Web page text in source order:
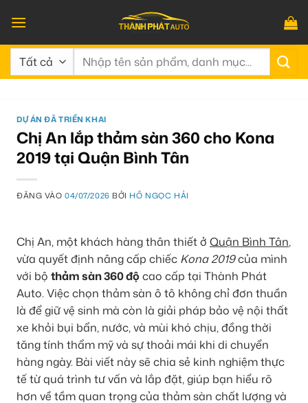
qua
nội
dung
Tìm
DỰ ÁN ĐÃ TRIỂN KHAI
Chị An lắp thảm sàn 360 cho Kona
2019 tại Quận Bình Tân
ĐĂNG VÀO04/07/2026 BỞI HỒ NGỌC HẢI
Chị An, một khách hàng thân thiết ở Quận Bình Tân,
vừa quyết định nâng cấp chiếc Kona 2019của mình
với bộ thảm sàn 360 độ cao cấp tại Thành Phát
Auto. Việc chọn thảm sàn ô tô không chỉ đơn thuần
là để giữ vệ sinh mà còn là giải pháp bảo vệ nội thất
xe khỏi bụi bẩn, nước, và mùi khó chịu, đồng thời
tăng tính thẩm mỹ và sự thoải mái khi di chuyển
hàng ngày. Bài viết này sẽ chia sẻ kinh nghiệm thực
tế từ quá trình tư vấn và lắp đặt, giúp bạn hiểu rõ
hơn về tầm quan trọng của thảm sàn chất lượng và